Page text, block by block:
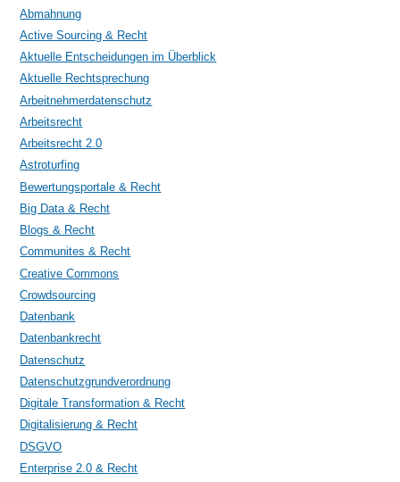
Abmahnung
Active Sourcing & Recht
Aktuelle Entscheidungen im Überblick
Aktuelle Rechtsprechung
Arbeitnehmerdatenschutz
Arbeitsrecht
Arbeitsrecht 2.0
Astroturfing
Bewertungsportale & Recht
Big Data & Recht
Blogs & Recht
Communites & Recht
Creative Commons
Crowdsourcing
Datenbank
Datenbankrecht
Datenschutz
Datenschutzgrundverordnung
Digitale Transformation & Recht
Digitalisierung & Recht
DSGVO
Enterprise 2.0 & Recht